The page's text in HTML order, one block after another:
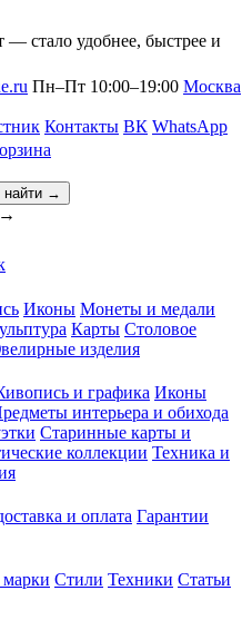
стало удобнее, быстрее и
Пн–Пт 10:00–19:00 Москва
Контакты ВК WhatsApp
найти →
→
Иконы Монеты и медали
Карты Столовое
изделия
и графика Иконы
интерьера и обихода
Старинные карты и
коллекции Техника и
и оплата Гарантии
Стили Техники Статьи